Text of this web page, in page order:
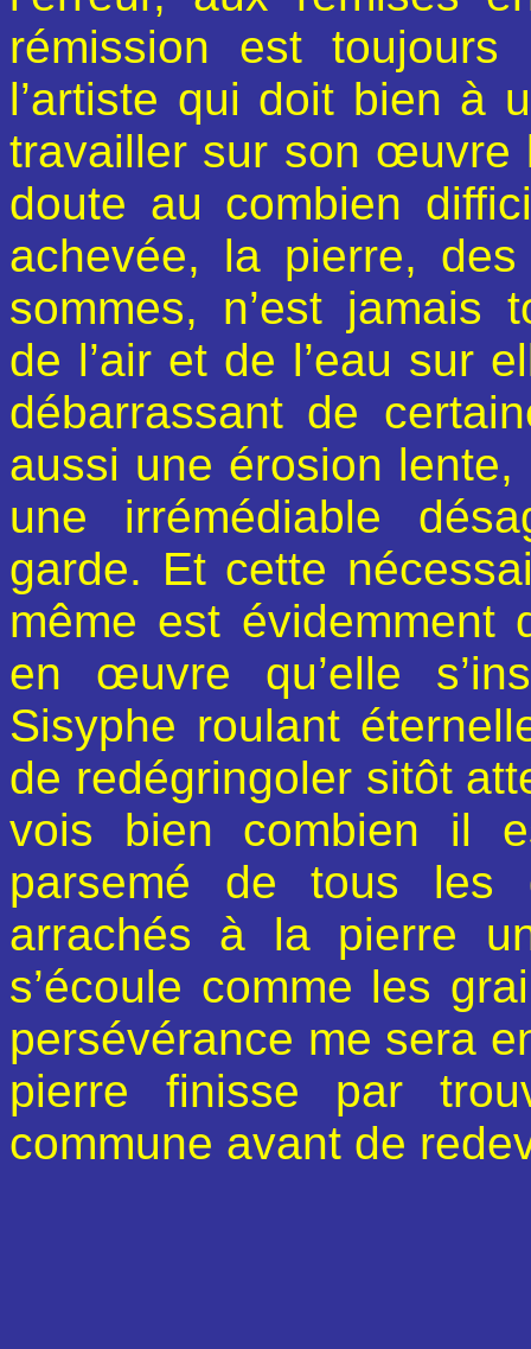
rémission est
l’artiste qui doit bien à
travailler sur son œuvre
doute au combien
achevée, la pierre,
sommes, n’est jamais
de l’air et de l’eau sur
débarrassant de
aussi une érosion
une irrémédiable
garde. Et cette
même est évidemment
en œuvre qu’elle
Sisyphe roulant
de redégringoler sitôt
vois bien combien il
parsemé de tous les
arrachés à la pierre
s’écoule comme les
persévérance me sera
pierre finisse par
commune avant de